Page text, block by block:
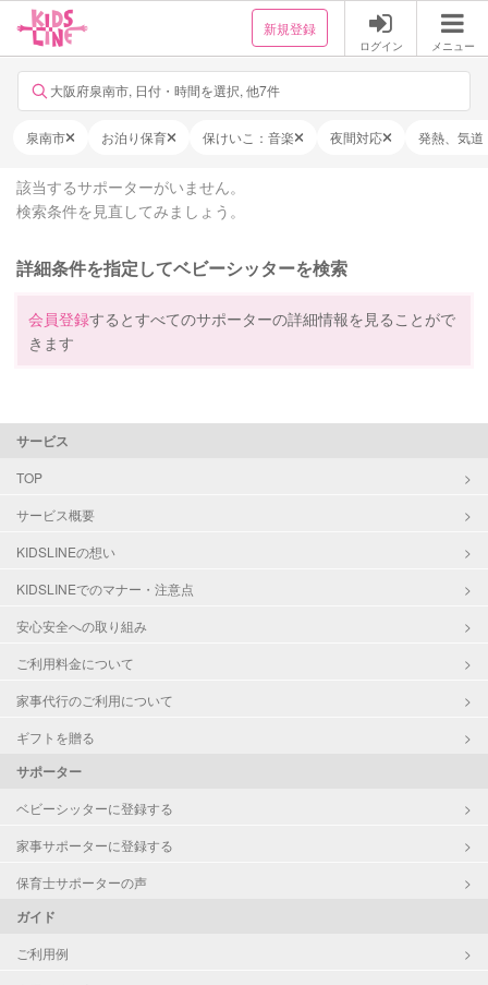
新規登録
ログイン メニュー
大阪府泉南市, 日付・時間を選択, 他7件
泉南市 お泊り保育 保けいこ：音楽 夜間対応 発熱、気道
該当するサポーターがいません。
検索条件を見直してみましょう。
詳細条件を指定してベビーシッターを検索
会員登録するとすべてのサポーターの詳細情報を見ることがで
きます
サービス
TOP
サービス概要
KIDSLINEの想い
KIDSLINEでのマナー・注意点
安心安全への取り組み
ご利用料金について
家事代行のご利用について
ギフトを贈る
サポーター
ベビーシッターに登録する
家事サポーターに登録する
保育士サポーターの声
ガイド
ご利用例